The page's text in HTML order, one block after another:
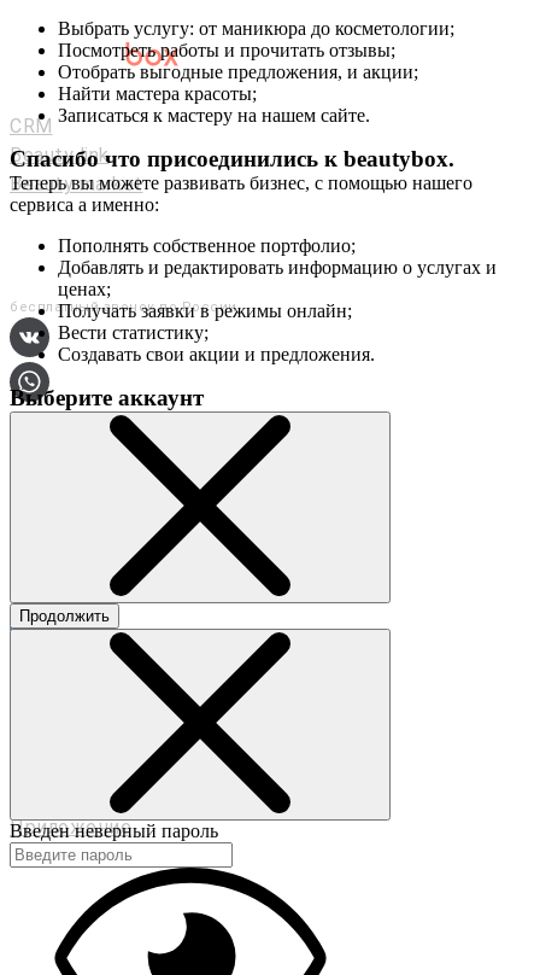
Мастерам и салонам
CRM
Beauty link
Beauty market
Приложение
Мы в соц. сетях
+7 (800) 551-80-29
бесплатный звонок по России
О сервисе
©2017-2020 beautybox.ru
Договор-оферта
Пользовательское соглашение
Политика конфиденциальности
Приложение
Выбрать услугу: от маникюра до косметологии;
Посмотреть работы и прочитать отзывы;
Отобрать выгодные предложения, и акции;
Найти мастера красоты;
Записаться к мастеру на нашем сайте.
Спасибо что присоединились к beautybox.
Теперь вы можете развивать бизнес, с помощью нашего
сервиса а именно:
Пополнять собственное портфолио;
Добавлять и редактировать информацию о услугах и
ценах;
Получать заявки в режимы онлайн;
Вести статистику;
Создавать свои акции и предложения.
Выберите аккаунт
Продолжить
Введен неверный пароль